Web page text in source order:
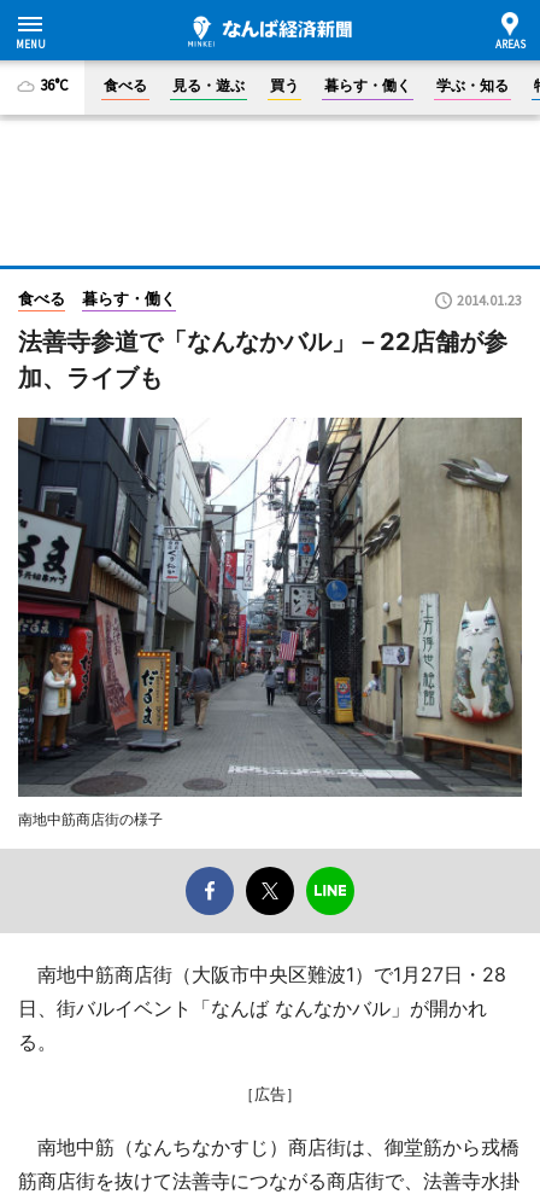
36°C 食べる 見る・遊ぶ 買う 暮らす・働く 学ぶ・知る
食べる 暮らす・働く 2014.01.23
法善寺参道で「なんなかバル」－22店舗が参
加、ライブも
南地中筋商店街の様子
南地中筋商店街（大阪市中央区難波1）で1月27日・28
日、街バルイベント「なんば なんなかバル」が開かれ
る。
［広告］
南地中筋（なんちなかすじ）商店街は、御堂筋から戎橋
筋商店街を抜けて法善寺につながる商店街で、法善寺水掛